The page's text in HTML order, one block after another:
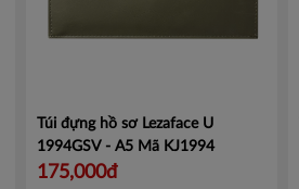
Túi đựng hồ sơ Lezaface U
1994GSV - A5 Mã KJ1994
175,000đ